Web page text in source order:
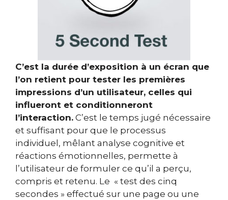
C’est la durée d’exposition à un écran que
l’on retient pour tester les premières
impressions d’un utilisateur, celles qui
influeront et conditionneront
l’interaction. C’est le temps jugé nécessaire
et suffisant pour que le processus
individuel, mêlant analyse cognitive et
réactions émotionnelles, permette à
l’utilisateur de formuler ce qu’il a perçu,
compris et retenu. Le « test des cinq
secondes » effectué sur une page ou une